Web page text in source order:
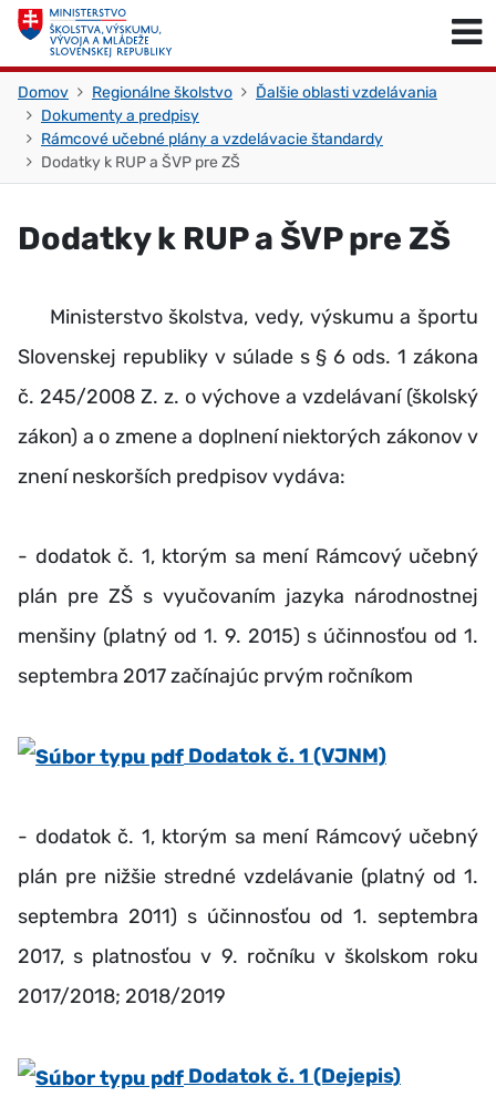
Skočiť na obsah
Domov Regionálne školstvo
Ďalšie oblasti vzdelávania
Dokumenty a predpisy
Rámcové učebné plány a vzdelávacie štandardy
Dodatky k RUP a ŠVP pre ZŠ
Dodatky k RUP a ŠVP pre ZŠ
Ministerstvo školstva, vedy, výskumu a športu
Slovenskej republiky v súlade s § 6 ods. 1 zákona
č. 245/2008 Z. z. o výchove a vzdelávaní (školský
zákon) a o zmene a doplnení niektorých zákonov v
znení neskorších predpisov vydáva:
- dodatok č. 1, ktorým sa mení Rámcový učebný
plán pre ZŠ s vyučovaním jazyka národnostnej
menšiny (platný od 1. 9. 2015) s účinnosťou od 1.
septembra 2017 začínajúc prvým ročníkom
Dodatok č. 1 (VJNM)
- dodatok č. 1, ktorým sa mení Rámcový učebný
plán pre nižšie stredné vzdelávanie (platný od 1.
septembra 2011) s účinnosťou od 1. septembra
2017, s platnosťou v 9. ročníku v školskom roku
2017/2018; 2018/2019
Dodatok č. 1 (Dejepis)
Skočiť na začiatok stránky